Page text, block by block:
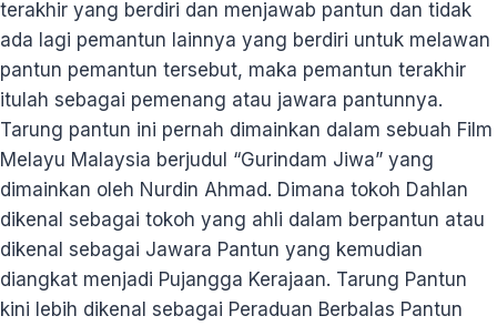
terakhir yang berdiri dan menjawab pantun dan tidak
ada lagi pemantun lainnya yang berdiri untuk melawan
pantun pemantun tersebut, maka pemantun terakhir
itulah sebagai pemenang atau jawara pantunnya.
Tarung pantun ini pernah dimainkan dalam sebuah Film
Melayu Malaysia berjudul “Gurindam Jiwa” yang
dimainkan oleh Nurdin Ahmad. Dimana tokoh Dahlan
dikenal sebagai tokoh yang ahli dalam berpantun atau
dikenal sebagai Jawara Pantun yang kemudian
diangkat menjadi Pujangga Kerajaan. Tarung Pantun
kini lebih dikenal sebagai Peraduan Berbalas Pantun